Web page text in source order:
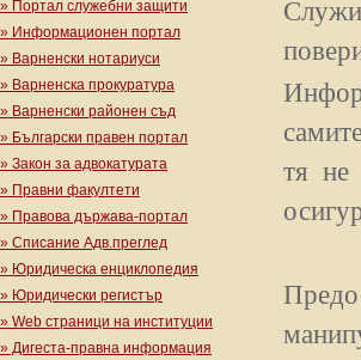
» Портал служебни защити
» Информационен портал
» Варненски нотариуси
» Варненска прокуратура
» Варненски районен съд
» Български правен портал
» Закон за адвокатурата
» Правни факултети
» Правова държава-портал
» Списание Адв.преглед
» Юридическа енциклопедия
» Юридически регистър
» Web страници на институции
» Дигеста-правна информация
тя не